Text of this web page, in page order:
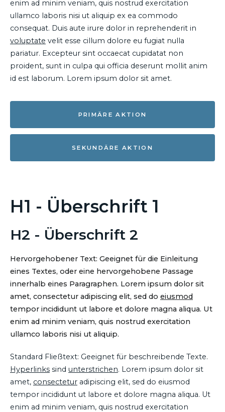
enim ad minim veniam, quis nostrud exercitation
ullamco laboris nisi ut aliquip ex ea commodo
consequat. Duis aute irure dolor in reprehenderit in
voluptate velit esse cillum dolore eu fugiat nulla
pariatur. Excepteur sint occaecat cupidatat non
proident, sunt in culpa qui officia deserunt mollit anim
id est laborum. Lorem ipsum dolor sit amet.
PRIMÄRE AKTION
SEKUNDÄRE AKTION
H1 - Überschrift 1
H2 - Überschrift 2
Hervorgehobener Text: Geeignet für die Einleitung
eines Textes, oder eine hervorgehobene Passage
innerhalb eines Paragraphen. Lorem ipsum dolor sit
amet, consectetur adipiscing elit, sed do eiusmod
tempor incididunt ut labore et dolore magna aliqua. Ut
enim ad minim veniam, quis nostrud exercitation
ullamco laboris nisi ut aliquip.
Standard Fließtext: Geeignet für beschreibende Texte.
Hyperlinks sind unterstrichen. Lorem ipsum dolor sit
amet, consectetur adipiscing elit, sed do eiusmod
tempor incididunt ut labore et dolore magna aliqua. Ut
enim ad minim veniam, quis nostrud exercitation